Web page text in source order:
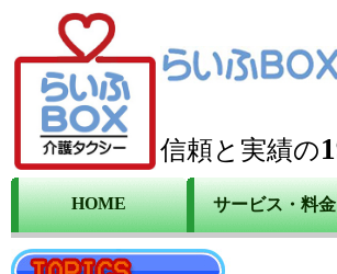
信頼と実績の
HOME サービス・料金